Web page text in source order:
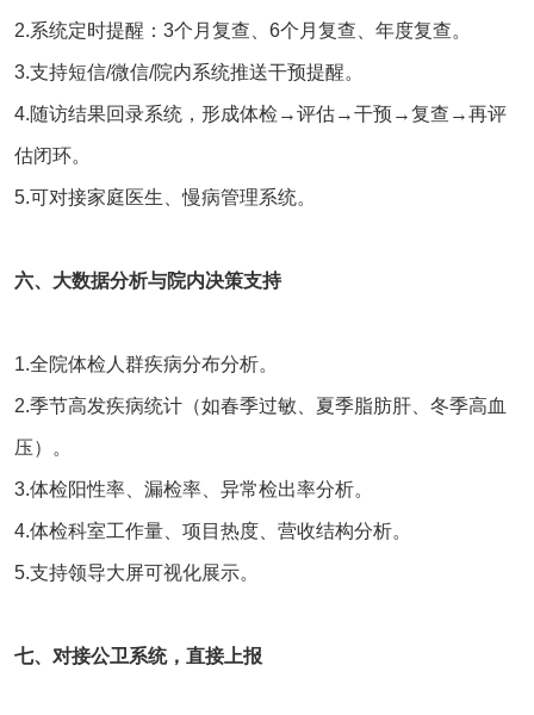
2.系统定时提醒：3个月复查、6个月复查、年度复查。
3.支持短信/微信/院内系统推送干预提醒。
4.随访结果回录系统，形成体检→评估→干预→复查→再评
估闭环。
5.可对接家庭医生、慢病管理系统。
六、大数据分析与院内决策支持
1.全院体检人群疾病分布分析。
2.季节高发疾病统计（如春季过敏、夏季脂肪肝、冬季高血
压）。
3.体检阳性率、漏检率、异常检出率分析。
4.体检科室工作量、项目热度、营收结构分析。
5.支持领导大屏可视化展示。
七、对接公卫系统，直接上报